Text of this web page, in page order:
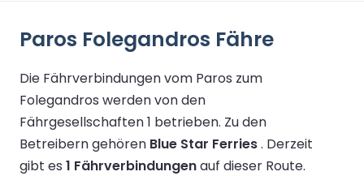
Paros Folegandros Fähre
Die Fährverbindungen vom Paros zum
Folegandros werden von den
Fährgesellschaften 1 betrieben. Zu den
Betreibern gehören Blue Star Ferries. Derzeit
gibt es 1 Fährverbindungenauf dieser Route.